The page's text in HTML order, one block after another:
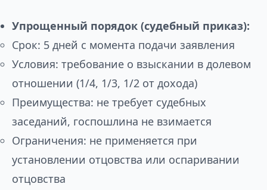
Упрощенный порядок (судебный приказ):
Срок: 5 дней с момента подачи заявления
Условия: требование о взыскании в долевом
отношении (1/4, 1/3, 1/2 от дохода)
Преимущества: не требует судебных
заседаний, госпошлина не взимается
Ограничения: не применяется при
установлении отцовства или оспаривании
отцовства